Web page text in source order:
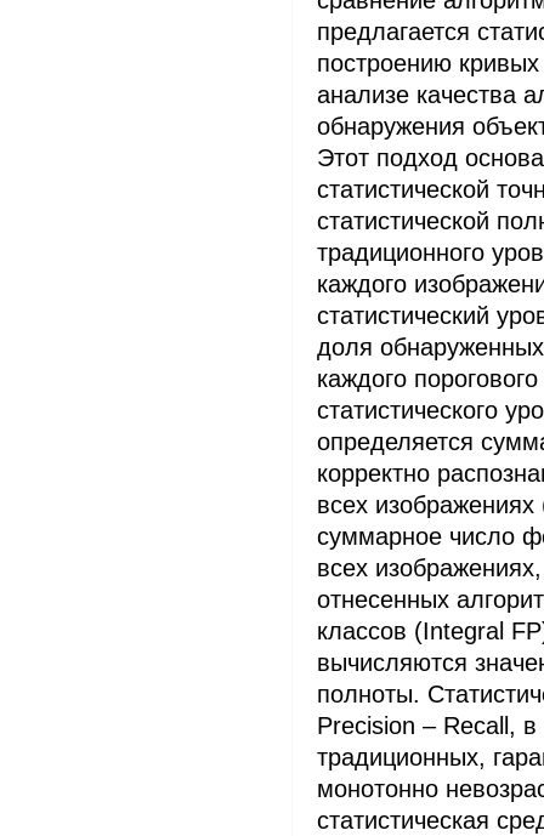
предлагается
построению
анализе качества
обнаружения
Этот подход
статистической
статистической
традиционного
каждого
статистический
доля
каждого
статистического
определяется
корректно
всех
суммарное число
всех
отнесенных
классов (Integral
вычисляются
полноты.
Precision – Recall, в
традиционных,
монотонно
статистическая